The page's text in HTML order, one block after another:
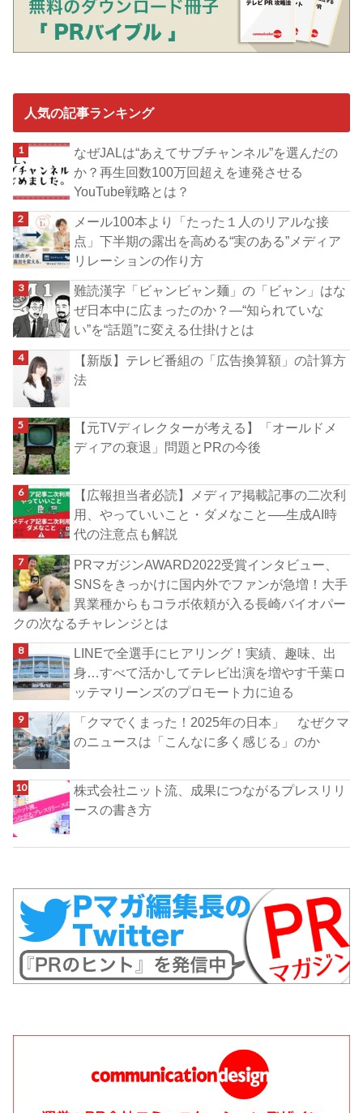
人気の記事ランキング
なぜJALは“あえてサブチャンネル”を選んだの
か？再生回数100万回超えを連発させる
YouTube戦略とは？
メール100本より「たった１人のリアルな接
点」下半期の露出を高める“実のある”メディア
リレーションの作り方
難読漢字「ビャンビャン麺」の「ビャン」はな
ぜ日本中に広まったのか？―“知られていな
い”を“話題”に変える仕掛けとは
【新版】テレビ番組の「広告換算額」の計算方
法
【元TVディレクターが考える】「オールドメ
ディアの衰退」問題とPRの今後
【広報担当者必読】メディア掲載記事の二次利
用、やっていいこと・ダメなこと──生成AI時
代の注意点も解説
PRマガジンAWARD2022受賞インタビュー、
SNSをきっかけに国内外でファンが急増！大手
異業種からもコラボ依頼が入る長崎バイオパー
クの次なるチャレンジとは
LINEで全選手にヒアリング！実績、趣味、出
身…すべて活かしてテレビ出演を増やす千葉ロ
ッテマリーンズのプロモート力に迫る
「クマでくまった！2025年の日本」 なぜクマ
のニュースは「こんなに多く感じる」のか
株式会社ニット流、成果につながるプレスリリ
ースの書き方